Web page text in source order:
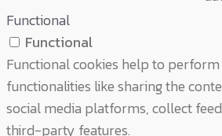
Functional
Functional
Functional cookies help to
functionalities like sharing the
social media platforms, collect
third-party features.